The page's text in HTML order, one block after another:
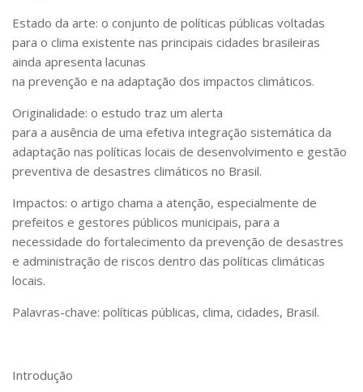
Estado da arte: o conjunto de políticas públicas voltadas
para o clima existente nas principais cidades brasileiras
ainda apresenta lacunas
na prevenção e na adaptação dos impactos climáticos.
Originalidade: o estudo traz um alerta
para a ausência de uma efetiva integração sistemática da
adaptação nas políticas locais de desenvolvimento e gestão
preventiva de desastres climáticos no Brasil.
Impactos: o artigo chama a atenção, especialmente de
prefeitos e gestores públicos municipais, para a
necessidade do fortalecimento da prevenção de desastres
e administração de riscos dentro das políticas climáticas
locais.
Palavras-chave: políticas públicas, clima, cidades, Brasil.
Introdução